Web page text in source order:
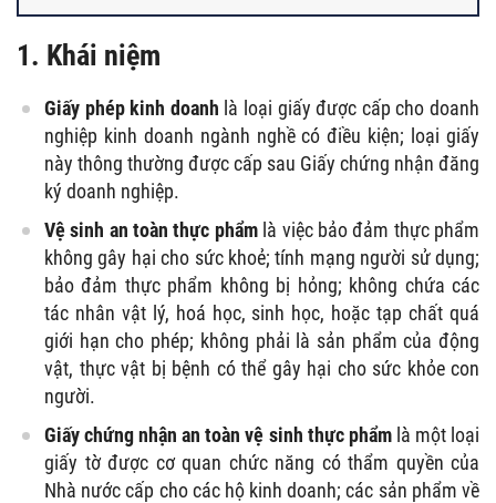
1. Khái niệm
Giấy phép kinh doanh là loại giấy được cấp cho doanh
nghiệp kinh doanh ngành nghề có điều kiện; loại giấy
này thông thường được cấp sau Giấy chứng nhận đăng
ký doanh nghiệp.
Vệ sinh an toàn thực phẩmlà việc bảo đảm thực phẩm
không gây hại cho sức khoẻ; tính mạng người sử dụng;
bảo đảm thực phẩm không bị hỏng; không chứa các
tác nhân vật lý, hoá học, sinh học, hoặc tạp chất quá
giới hạn cho phép; không phải là sản phẩm của động
vật, thực vật bị bệnh có thể gây hại cho sức khỏe con
người.
Giấy chứng nhận an toàn vệ sinh thực phẩmlà một loại
giấy tờ được cơ quan chức năng có thẩm quyền của
Nhà nước cấp cho các hộ kinh doanh; các sản phẩm về